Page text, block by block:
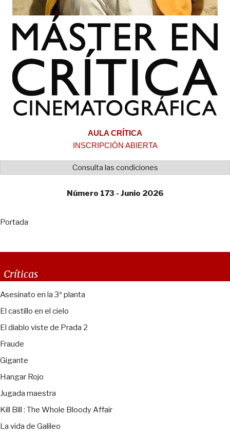
AULA CRÍTICA
INSCRIPCIÓN ABIERTA
Consulta las condiciones
Número 173 - Junio 2026
Portada
Críticas
Asesinato en la 3ª planta
El castillo en el cielo
El diablo viste de Prada 2
Fraude
Gigante
Hangar Rojo
Jugada maestra
Kill Bill : The Whole Bloody Affair
La vida de Galileo